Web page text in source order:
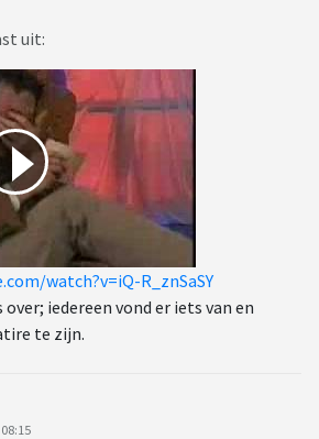
uit:
watch?v=iQ-R_znSaSY
iedereen vond er iets van en
te zijn.